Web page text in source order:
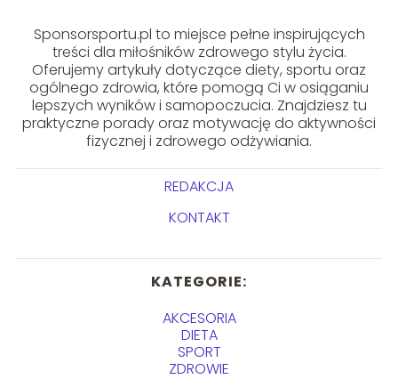
Sponsorsportu.pl to miejsce pełne inspirujących
treści dla miłośników zdrowego stylu życia.
Oferujemy artykuły dotyczące diety, sportu oraz
ogólnego zdrowia, które pomogą Ci w osiąganiu
lepszych wyników i samopoczucia. Znajdziesz tu
praktyczne porady oraz motywację do aktywności
fizycznej i zdrowego odżywiania.
REDAKCJA
KONTAKT
KATEGORIE:
AKCESORIA
DIETA
SPORT
ZDROWIE